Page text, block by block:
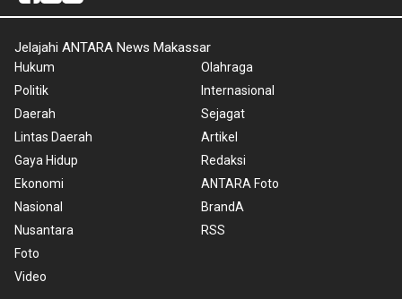
Jelajahi ANTARA News Makassar
Hukum
Politik
Daerah
Lintas Daerah
Gaya Hidup
Ekonomi
Nasional
Nusantara
Foto
Video
Olahraga
Internasional
Sejagat
Artikel
Redaksi
ANTARA Foto
BrandA
RSS